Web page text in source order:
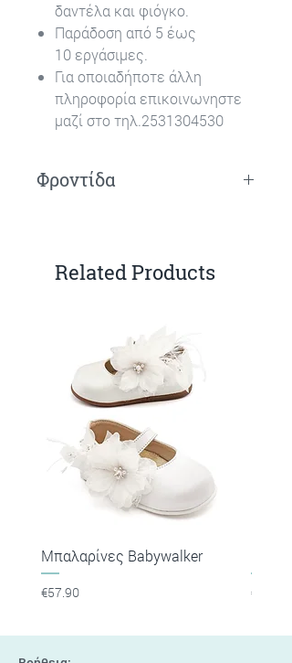
δαντέλα και φιόγκο.
Παράδοση από 5 έως
10 εργάσιμες.
Για οποιαδήποτε άλλη
πληροφορία επικοινωνηστε
μαζί στο τηλ.2531304530
Φροντίδα
Related Products
Μπαλαρίνες Babywalker
Price
€57.90 Price
€53.90